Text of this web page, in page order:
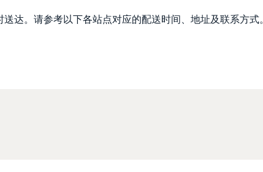
达。请参考以下各站点对应的配送时间、地址及联系方式。